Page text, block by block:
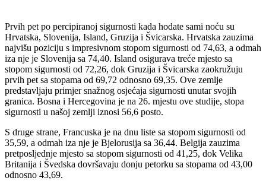
Prvih pet po percipiranoj sigurnosti kada hodate sami noću su
Hrvatska, Slovenija, Island, Gruzija i Švicarska. Hrvatska zauzima
najvišu poziciju s impresivnom stopom sigurnosti od 74,63, a odmah
iza nje je Slovenija sa 74,40. Island osigurava treće mjesto sa
stopom sigurnosti od 72,26, dok Gruzija i Švicarska zaokružuju
prvih pet sa stopama od 69,72 odnosno 69,35. Ove zemlje
predstavljaju primjer snažnog osjećaja sigurnosti unutar svojih
granica. Bosna i Hercegovina je na 26. mjestu ove studije, stopa
sigurnosti u našoj zemlji iznosi 56,6 posto.
S druge strane, Francuska je na dnu liste sa stopom sigurnosti od
35,59, a odmah iza nje je Bjelorusija sa 36,44. Belgija zauzima
pretposljednje mjesto sa stopom sigurnosti od 41,25, dok Velika
Britanija i Švedska dovršavaju donju petorku sa stopama od 43,00
odnosno 43,69.